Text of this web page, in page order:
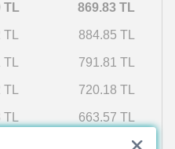
TL 869.83 TL
884.85 TL
791.81 TL
720.18 TL
TL 663.57 TL
617.94 TL